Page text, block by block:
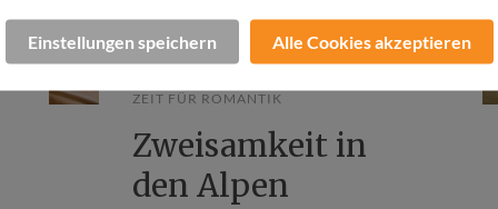
Sbg
ZEIT FÜR ROMANTIK
Zweisamkeit in
den Alpen
Einstellungen speichern Alle Cookies akzeptieren